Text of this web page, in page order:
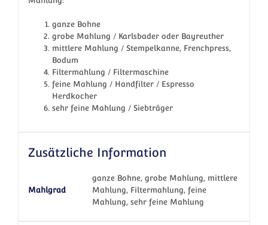
ganze Bohne
grobe Mahlung / Karlsbader oder Bayreuther
mittlere Mahlung / Stempelkanne, Frenchpress,
Bodum
Filtermahlung / Filtermaschine
feine Mahlung / Handfilter / Espresso
Herdkocher
sehr feine Mahlung / Siebträger
Zusätzliche Information
Mahlgrad
ganze Bohne, grobe Mahlung, mittlere
Mahlung, Filtermahlung, feine
Mahlung, sehr feine Mahlung